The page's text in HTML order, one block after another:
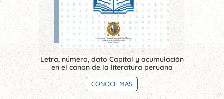
Letra, número, dato Capital y acumulación
en el canon de la literatura peruana
CONOCE MÁS